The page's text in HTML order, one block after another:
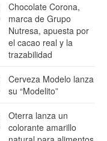
Chocolate Corona,
marca de Grupo
Nutresa, apuesta por
el cacao real y la
trazabilidad
Cerveza Modelo lanza
su “Modelito”
Oterra lanza un
colorante amarillo